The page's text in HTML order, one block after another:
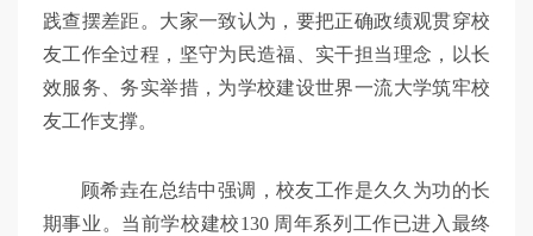
践查摆差距。大家一致认为，要把正确政绩观贯穿校
友工作全过程，坚守为民造福、实干担当理念，以长
效服务、务实举措，为学校建设世界一流大学筑牢校
友工作支撑。
顾希垚在总结中强调，校友工作是久久为功的长
期事业。当前学校建校130 周年系列工作已进入最终